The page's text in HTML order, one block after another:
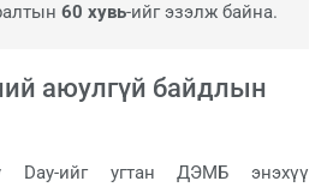
60 хувь-ийг эзэлж байна.
аюулгүй байдлын
Day-ийг угтан ДЭМБ энэхүү